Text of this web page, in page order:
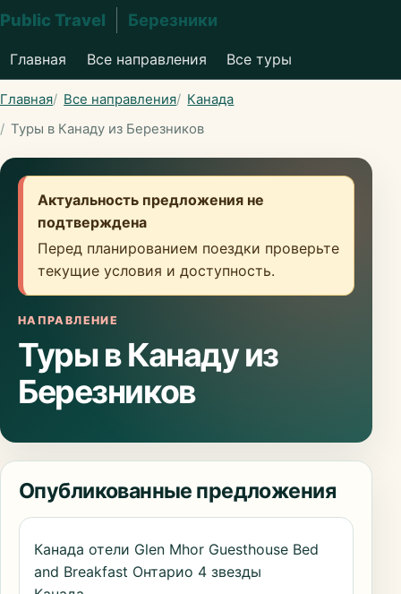
Public Travel Березники
Главная Все направления Все туры
Главная Все направления
Канада
Туры в Канаду из Березников
Актуальность предложения не
подтверждена
Перед планированием поездки проверьте
текущие условия и доступность.
НАПРАВЛЕНИЕ
Туры в Канаду из
Березников
Опубликованные предложения
Канада отели Glen Mhor Guesthouse Bed
and Breakfast Онтарио 4 звезды